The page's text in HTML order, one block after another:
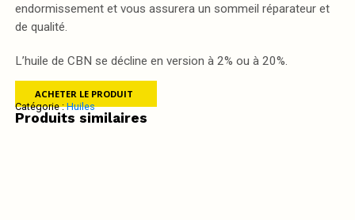
endormissement et vous assurera un sommeil réparateur et
de qualité.
L’huile de CBN se décline en version à 2% ou à 20%.
ACHETER LE PRODUIT
Catégorie :Huiles
Produits similaires